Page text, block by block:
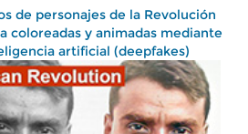
de personajes de la Revolución
coloreadas y animadas mediante
artificial (deepfakes)